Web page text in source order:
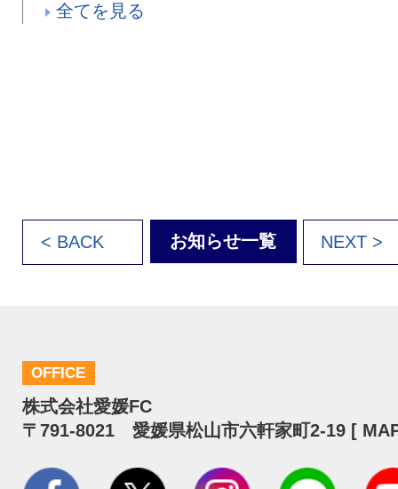
全てを見る
< BACK お知らせ一覧 NEXT >
OFFICE
株式会社愛媛FC
〒791-8021 愛媛県松山市六軒家町2-19 [